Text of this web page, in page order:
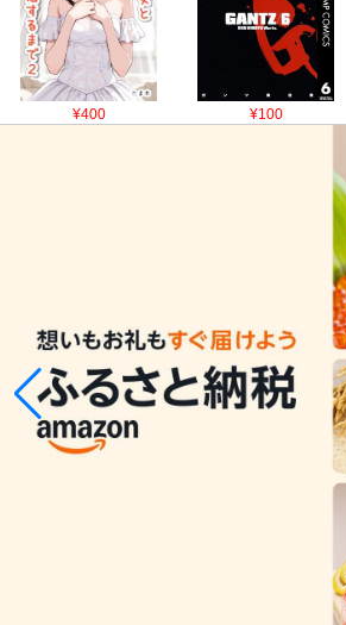
¥400 ¥100